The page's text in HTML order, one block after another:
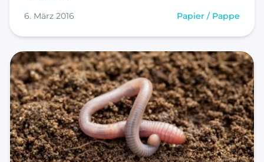
6. März 2016 Papier / Pappe